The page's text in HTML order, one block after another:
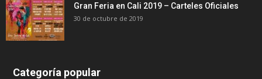
Gran Feria en Cali 2019 – Carteles Oficiales
30 de octubre de 2019
Categoría popular